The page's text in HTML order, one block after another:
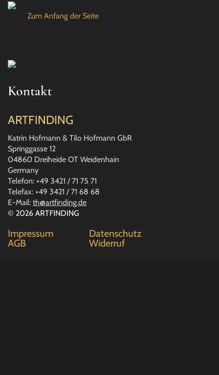
Zum Anfang der Seite
© 2026 ARTFINDING
Impressum
Datenschutz
AGB
Widerruf
Kontakt
ARTFINDING
Katrin Hofmann & Tilo Hofmann GbR
Springgasse 12
04860 Dreiheide OT Weidenhain
Germany
Telefon: +49 3421 / 71 75 71
Telefax: +49 3421 / 71 68 68
E-Mail: th@artfinding.de